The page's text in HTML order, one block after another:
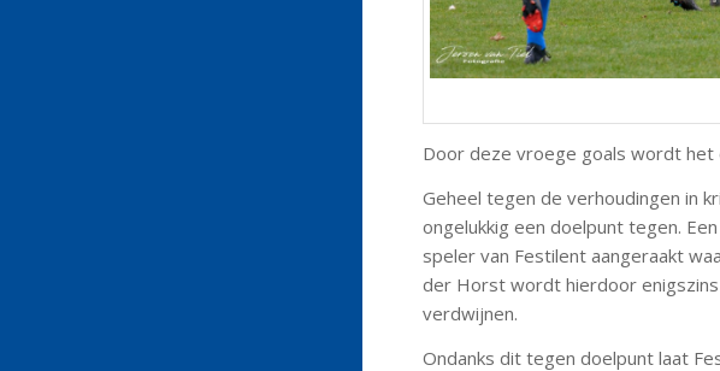
Door deze vroege goals wordt
Geheel tegen de verhoudingen in
ongelukkig een doelpunt tegen.
speler van Festilent aangeraakt
der Horst wordt hierdoor
verdwijnen.
Ondanks dit tegen doelpunt laat